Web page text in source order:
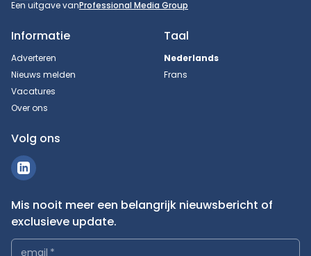
Een uitgave vanProfessional Media Group
Informatie
Adverteren
Nieuws melden
Vacatures
Over ons
Taal
Nederlands
Frans
Volg ons
Mis nooit meer een belangrijk nieuwsbericht of
exclusieve update.
email *